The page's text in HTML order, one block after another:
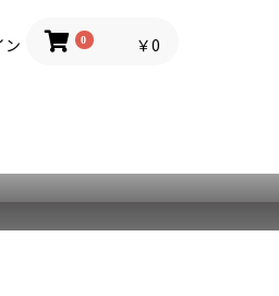
ン 0 ￥0